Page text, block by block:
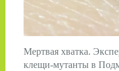
Мертвая хватка.
клещи-мутанты в